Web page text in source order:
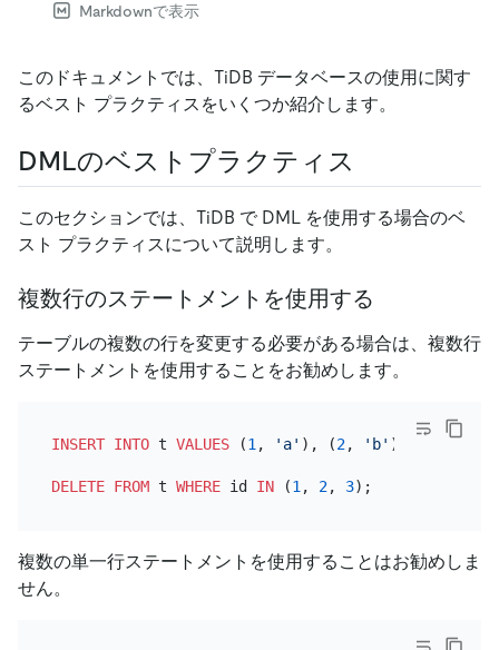
Markdownで表示
このドキュメントでは、TiDB データベースの使用に関す
るベスト プラクティスをいくつか紹介します。
DMLのベストプラクティス
このセクションでは、TiDB で DML を使用する場合のベ
スト プラクティスについて説明します。
複数行のステートメントを使用する
テーブルの複数の行を変更する必要がある場合は、複数行
ステートメントを使用することをお勧めします。
INSERT INTO t VALUES (1, 'a' ), (2, 'b' ), ( , 'c'
DELETE FROM t WHERE id IN (1, 2, 3
複数の単一行ステートメントを使用することはお勧めしま
せん。